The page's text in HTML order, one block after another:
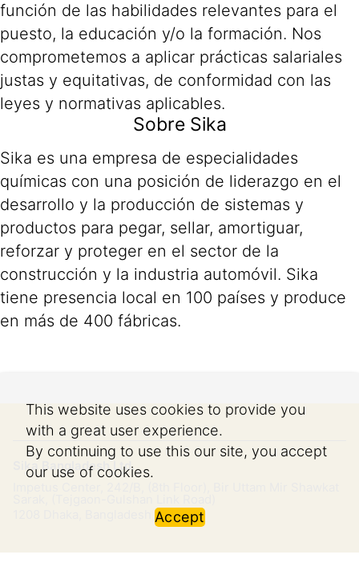
función de las habilidades relevantes para el
puesto, la educación y/o la formación. Nos
comprometemos a aplicar prácticas salariales
justas y equitativas, de conformidad con las
leyes y normativas aplicables.
Sobre Sika
Sika es una empresa de especialidades
químicas con una posición de liderazgo en el
desarrollo y la producción de sistemas y
productos para pegar, sellar, amortiguar,
reforzar y proteger en el sector de la
construcción y la industria automóvil. Sika
tiene presencia local en 100 países y produce
en más de 400 fábricas.
Sika Bangladesh Ltd.
This website uses cookies to provide you
with a great user experience.
By continuing to use this our site, you accept
our use of cookies.
Accept